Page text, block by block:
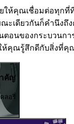
ให้คุณเชื่อมต่อทุกที่
ะเดียวกันก็คำนึงถึง
อนของกระบวนก
ห้คุณรู้สึกดีกับสิ่งที่คุ
ำคัญ
ลอรี่